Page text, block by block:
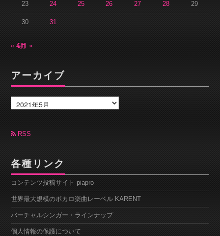
23 24 25 26 27 28 29
30 31
« 4月6月 »
アーカイブ
ー
カ
ブRSS
各種リンク
コンテンツ投稿サイト piapro
世界最大規模のボカロ楽曲レーベル KARENT
バーチャルシンガー・ラインナップ
個人情報の保護について